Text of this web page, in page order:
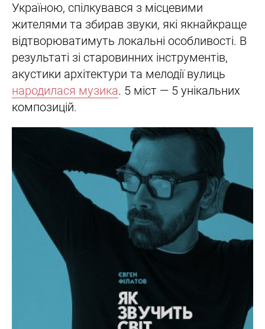
Україною, спілкувався з місцевими
жителями та збирав звуки, які якнайкраще
відтворюватимуть локальні особливості. В
результаті зі старовинних інструментів,
акустики архітектури та мелодії вулиць
народилася музика. 5 міст — 5 унікальних
композицій.